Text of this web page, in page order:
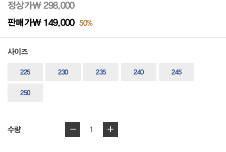
정상가₩ 298,000
판매가₩ 149,000 50%
사이즈
225 230 235 240 245
250
수량 - 1 +